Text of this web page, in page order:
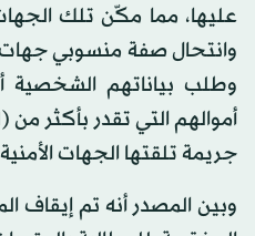
عليها، مما مكّن تلك
وانتحال صفة منسوبي
وطلب بياناتهم الشخصية
جريمة تلقتها الجهات
وبين المصدر أنه تم إيقاف